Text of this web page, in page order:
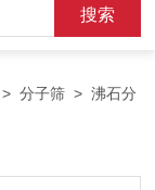
>分子筛 > 沸石分